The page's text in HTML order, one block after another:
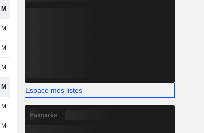
Espace mes listes
Palmarès